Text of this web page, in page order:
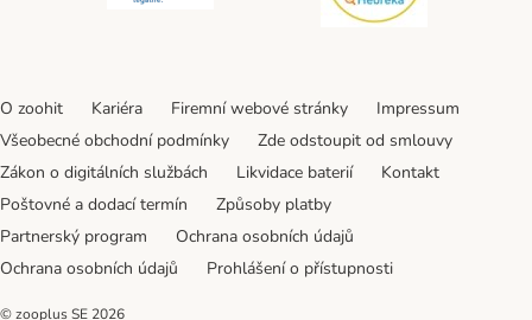
O zoohit Kariéra Firemní webové stránky
Impressum
Všeobecné obchodní podmínky
Zde odstoupit od smlouvy
Zákon o digitálních službách
Likvidace baterií
Kontakt
Poštovné a dodací termín
Způsoby platby
Partnerský program
Ochrana osobních údajů
Ochrana osobních údajů
Prohlášení o přístupnosti
© zooplus SE 2026